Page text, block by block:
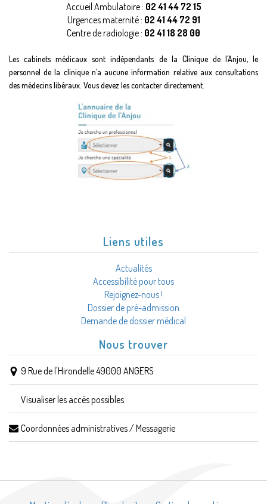
Accueil Ambulatoire : 02 41 44 72 15
Urgences maternité : 02 41 44 72 91
Centre de radiologie : 02 41 18 28 00
Les cabinets médicaux sont indépendants de la Clinique de l’Anjou, le
personnel de la clinique n’a aucune information relative aux consultations
des médecins libéraux. Vous devez les contacter directement.
Liens utiles
Actualités
Accessibilité pour tous
Rejoignez-nous !
Dossier de pré-admission
Demande de dossier médical
Nous trouver
9 Rue de l'Hirondelle 49000 ANGERS
Visualiser les accès possibles
Coordonnées administratives / Messagerie